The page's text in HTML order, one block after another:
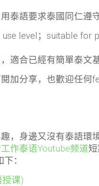
泰語要求泰國同仁遵
level；suitable for
適合已經有簡單泰文
加分享，也歡迎任何
，身邊又沒有泰語環
工作泰语Youtube频道短
：
授课)